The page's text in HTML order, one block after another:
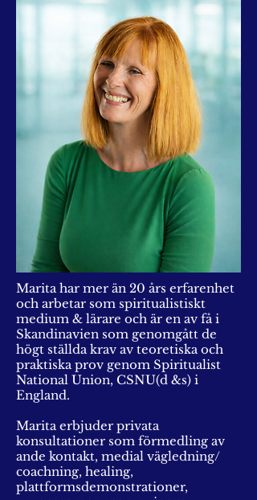
Marita har mer än 20 års erfarenhet
och arbetar som spiritualistiskt
medium & lärare och är en av få i
Skandinavien som genomgått de
högt ställda krav av teoretiska och
praktiska prov genom Spiritualist
National Union, CSNU(d &s) i
England.
Marita erbjuder privata
konsultationer som förmedling av
ande kontakt, medial vägledning/
coachning, healing,
plattformsdemonstrationer,